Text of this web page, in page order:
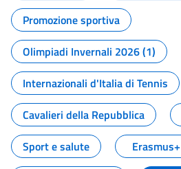
Promozione sportiva
Olimpiadi Invernali 2026 (1)
Internazionali d'Italia di Tennis
Cavalieri della Repubblica
Sport e salute
Erasmus+